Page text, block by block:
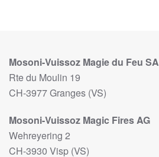
Mosoni-Vuissoz Magie du Feu SA
Rte du Moulin 19
CH-3977 Granges (VS)
Mosoni-Vuissoz Magic Fires AG
Wehreyering 2
CH-3930 Visp (VS)